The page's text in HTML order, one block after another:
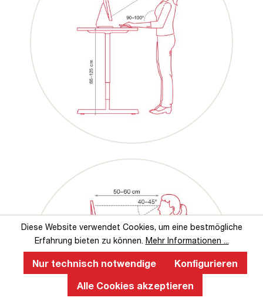
Diese Website verwendet Cookies, um eine bestmögliche
Erfahrung bieten zu können. Mehr Informationen ...
Nur technisch notwendige
Konfigurieren
Alle Cookies akzeptieren